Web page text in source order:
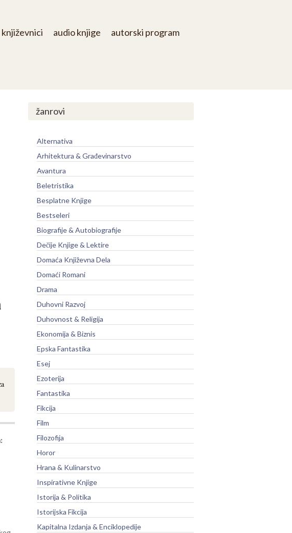
književnici audio knjige autorski program
žanrovi
Alternativa
Arhitektura & Građevinarstvo
Avantura
Beletristika
Besplatne Knjige
Bestseleri
Biografije & Autobiografije
Dečije Knjige & Lektire
Domaća Književna Dela
Domaći Romani
Drama
Duhovni Razvoj
Duhovnost & Religija
Ekonomija & Biznis
Epska Fantastika
Esej
Ezoterija
Fantastika
Fikcija
Film
Filozofija
Horor
Hrana & Kulinarstvo
Inspirativne Knjige
Istorija & Politika
Istorijska Fikcija
Kapitalna Izdanja & Enciklopedije